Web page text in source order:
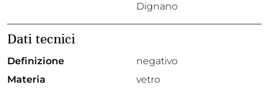
Dignano
Dati tecnici
Definizione
negativo
Materia
vetro